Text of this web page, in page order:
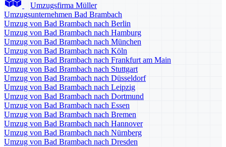
Umzugsfirma Müller
Umzugsunternehmen Bad Brambach
Umzug von Bad Brambach nach Berlin
Umzug von Bad Brambach nach Hamburg
Umzug von Bad Brambach nach München
Umzug von Bad Brambach nach Köln
Umzug von Bad Brambach nach Frankfurt am Main
Umzug von Bad Brambach nach Stuttgart
Umzug von Bad Brambach nach Düsseldorf
Umzug von Bad Brambach nach Leipzig
Umzug von Bad Brambach nach Dortmund
Umzug von Bad Brambach nach Essen
Umzug von Bad Brambach nach Bremen
Umzug von Bad Brambach nach Hannover
Umzug von Bad Brambach nach Nürnberg
Umzug von Bad Brambach nach Dresden